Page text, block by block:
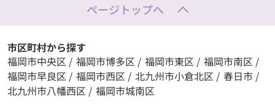
ページトップへ
市区町村から探す
福岡市中央区 / 福岡市博多区 / 福岡市東区 / 福岡市南区 /
福岡市早良区 / 福岡市西区 / 北九州市小倉北区 / 春日市 /
北九州市八幡西区 / 福岡市城南区